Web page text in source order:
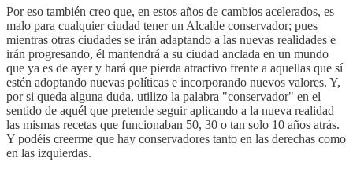
Por eso también creo que, en estos años de cambios acelerados, es
malo para cualquier ciudad tener un Alcalde conservador; pues
mientras otras ciudades se irán adaptando a las nuevas realidades e
irán progresando, él mantendrá a su ciudad anclada en un mundo
que ya es de ayer y hará que pierda atractivo frente a aquellas que sí
estén adoptando nuevas políticas e incorporando nuevos valores. Y,
por si queda alguna duda, utilizo la palabra "conservador" en el
sentido de aquél que pretende seguir aplicando a la nueva realidad
las mismas recetas que funcionaban 50, 30 o tan solo 10 años atrás.
Y podéis creerme que hay conservadores tanto en las derechas como
en las izquierdas.